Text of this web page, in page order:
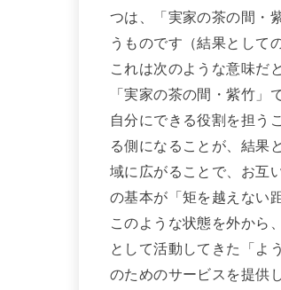
つは、「実家の茶の間・
うものです（結果として
これは次のような意味だ
「実家の茶の間・紫竹」
自分にできる役割を担う
る側になることが、結果
域に広がることで、お互
の基本が「矩を越えない
このような状態を外から
として活動してきた「よ
のためのサービスを提供